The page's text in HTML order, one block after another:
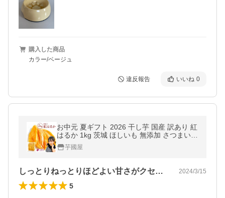
購入した商品
カラー/ベージュ
違反報告 いいね 0
お中元 夏ギフト 2026 干し芋 国産 訳あり 紅
はるか 1kg 茨城 ほしいも 無添加 さつまいも
お菓子 おやつ スイーツ ダイエット 送料無料
N1芋國屋
しっとりねっとりほどよい甘さがクセになる 2024/3/15
5